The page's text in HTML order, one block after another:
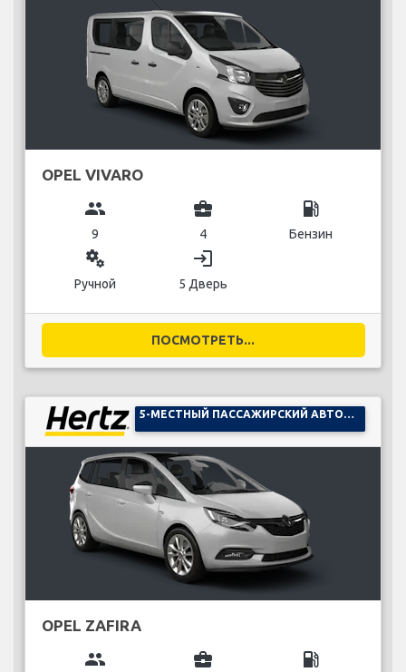
OPEL VIVARO
group
9
business_center
4
local_gas_station
Бензин
miscellaneous_services
Ручной
login
5 Дверь
ПОСМОТРЕТЬ...
5-МЕСТНЫЙ ПАССАЖИРСКИЙ АВТОМОБИЛЬ
OPEL ZAFIRA
group business_center local_gas_station